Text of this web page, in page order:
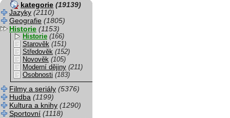
kategorie (19139)
Jazyky (2110)
Geografie (1805)
Historie (1153)
Historie (166)
Starověk (151)
Středověk (152)
Novověk (105)
Moderní dějiny (211)
Osobnosti (183)
Filmy a seriály (5376)
Hudba (1199)
Kultura a knihy (1290)
Sportovní (1118)